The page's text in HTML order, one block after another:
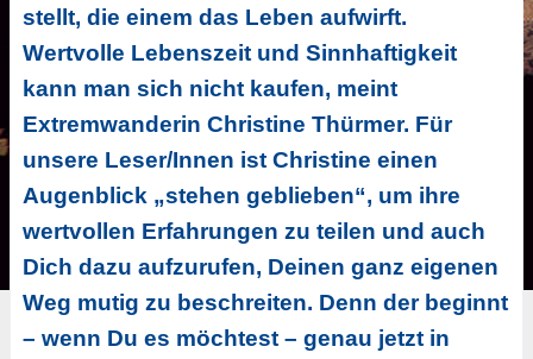
stellt, die einem das Leben aufwirft.
Wertvolle Lebenszeit und Sinnhaftigkeit
kann man sich nicht kaufen, meint
Extremwanderin Christine Thürmer. Für
unsere Leser/Innen ist Christine einen
Augenblick „stehen geblieben“, um ihre
wertvollen Erfahrungen zu teilen und auch
Dich dazu aufzurufen, Deinen ganz eigenen
Weg mutig zu beschreiten. Denn der beginnt
– wenn Du es möchtest – genau jetzt in